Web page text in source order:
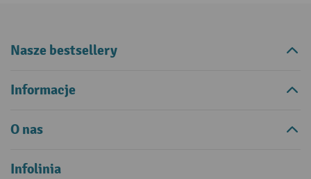
Nasze bestsellery
Informacje
O nas
Infolinia